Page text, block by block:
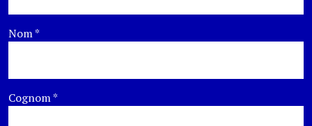
Nom*
Cognom*